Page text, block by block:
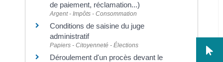
de paiement, réclamation...)
Argent - Impôts - Consommation
Conditions de saisine du juge
administratif
Papiers - Citoyenneté - Élections
Déroulement d'un procès devant le